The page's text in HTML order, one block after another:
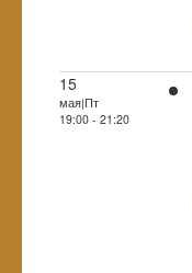
15
мая|Пт
19:00 - 21:20